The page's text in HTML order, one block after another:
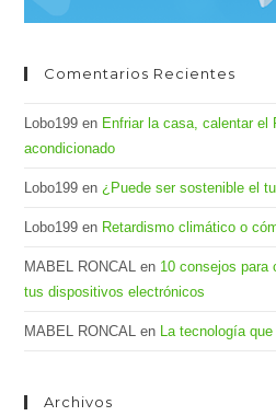
Comentarios Recientes
Lobo199 en Enfriar la casa, calentar el
acondicionado
Lobo199 en¿Puede ser sostenible el
Lobo199 en Retardismo climático o
MABEL RONCAL en 10 consejos para
tus dispositivos electrónicos
MABEL RONCAL en La tecnología
Archivos